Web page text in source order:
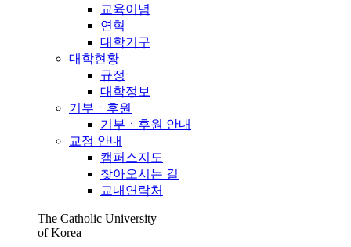
교육이념
연혁
대학기구
대학현황
규정
대학정보
기부ㆍ후원
기부ㆍ후원 안내
교정 안내
캠퍼스지도
찾아오시는 길
교내연락처
The Catholic University
of Korea